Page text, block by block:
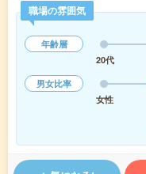
職場の雰囲気
年齢層
20代
男女比率
女性